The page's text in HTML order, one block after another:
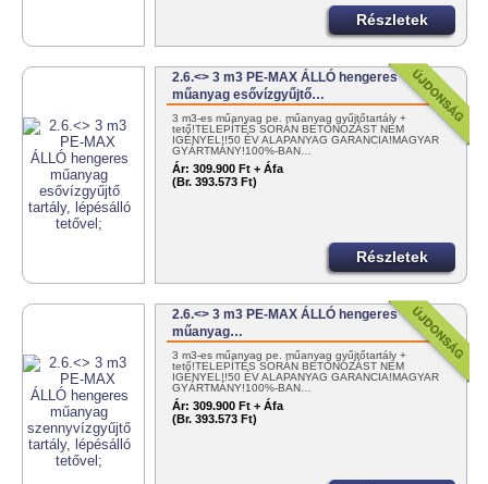
Részletek
2.6.<> 3 m3 PE-MAX ÁLLÓ hengeres
műanyag esővízgyűjtő…
3 m3-es műanyag pe. műanyag gyűjtőtartály +
tető!TELEPÍTÉS SORÁN BETONOZÁST NEM
IGÉNYEL!!50 ÉV ALAPANYAG GARANCIA!MAGYAR
GYÁRTMÁNY!100%-BAN…
Ár: 309.900 Ft + Áfa
(Br. 393.573 Ft)
Részletek
2.6.<> 3 m3 PE-MAX ÁLLÓ hengeres
műanyag…
3 m3-es műanyag pe. műanyag gyűjtőtartály +
tető!TELEPÍTÉS SORÁN BETONOZÁST NEM
IGÉNYEL!!50 ÉV ALAPANYAG GARANCIA!MAGYAR
GYÁRTMÁNY!100%-BAN…
Ár: 309.900 Ft + Áfa
(Br. 393.573 Ft)